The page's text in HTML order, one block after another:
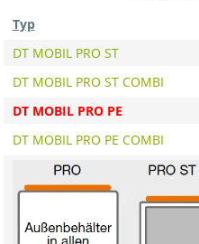
Typ
DT MOBIL PRO ST
DT MOBIL PRO ST COMBI
DT MOBIL PRO PE
DT MOBIL PRO PE COMBI